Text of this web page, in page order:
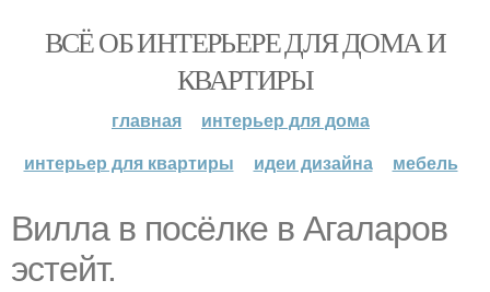
ВСЁ ОБ ИНТЕРЬЕРЕ ДЛЯ ДОМА И
КВАРТИРЫ
главная
интерьер для дома
интерьер для квартиры
идеи дизайна мебель
Вилла в посёлке в Агаларов
эстейт.